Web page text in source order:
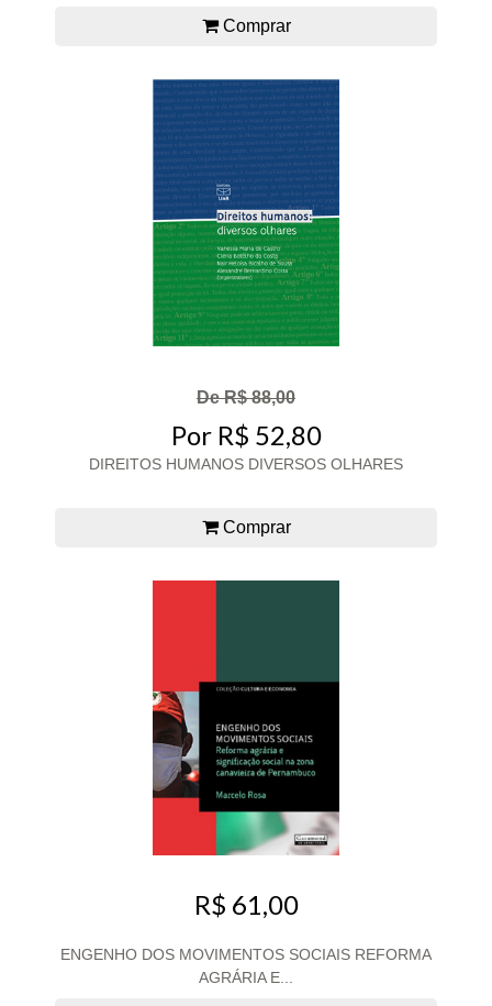
Comprar
De R$ 88,00
Por R$ 52,80
DIREITOS HUMANOS DIVERSOS OLHARES
Comprar
R$ 61,00
ENGENHO DOS MOVIMENTOS SOCIAIS REFORMA
AGRÁRIA E...